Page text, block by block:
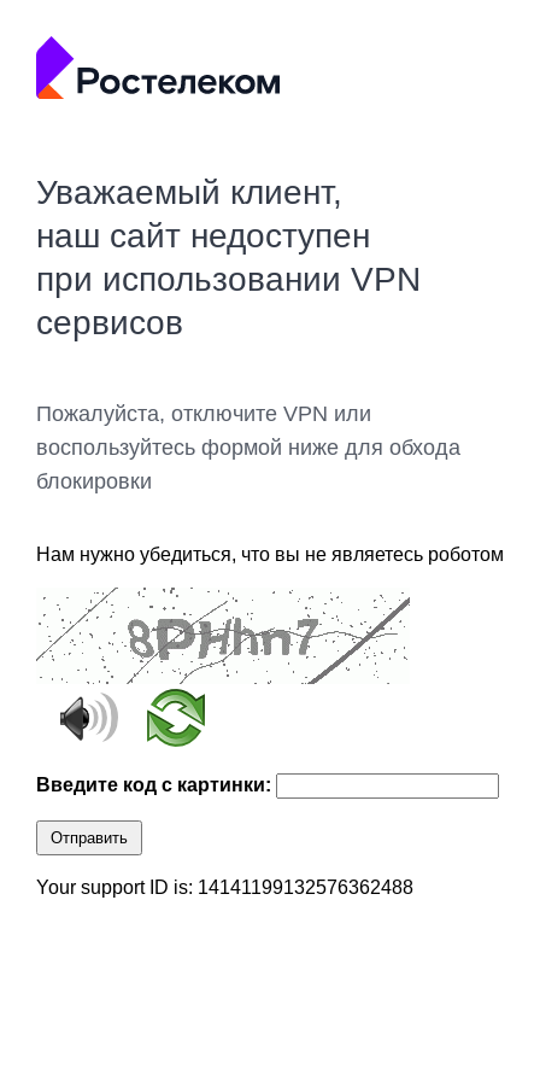
Уважаемый клиент,
наш сайт недоступен
при использовании VPN
сервисов
Пожалуйста, отключите VPN или
воспользуйтесь формой ниже для обхода
блокировки
Нам нужно убедиться, что вы не являетесь роботом
Введите код с картинки:
Отправить
Your support ID is: 14141199132576362488